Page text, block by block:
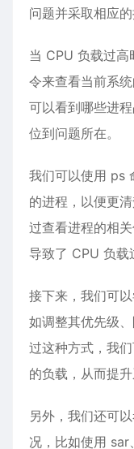
问题并采取相应的
当 CPU 负载过
令来查看当前系
可以看到哪些进
位到问题所在。
我们可以使用 ps
的进程，以便更
过查看进程的相
导致了 CPU 负载
接下来，我们可
如调整其优先级
过这种方式，我
的负载，从而提升
另外，我们还可
况，比如使用